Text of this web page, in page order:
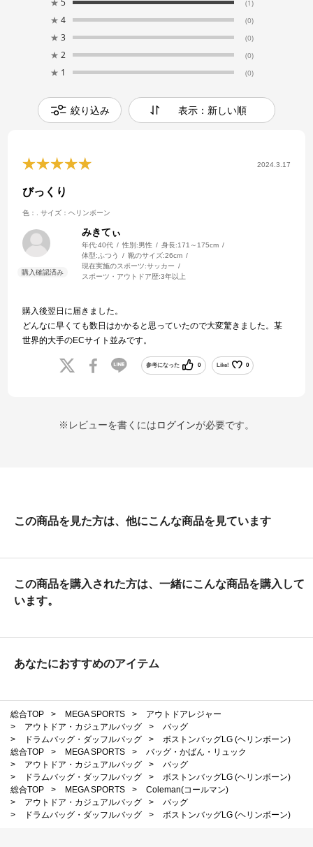
(1)
★ 4 (0)
★ 3 (0)
★ 2 (0)
★ 1 (0)
絞り込み 表示：新しい順
2024.3.17
びっくり
色：. サイズ：ヘリンボーン
みきてぃ
年代:40代 性別:男性 身長:171～175cm
体型: ふつう 靴のサイズ:26cm
現在実施のスポーツ:サッカー
スポーツ・アウトドア歴:3年以上
購入後翌日に届きました。
どんなに早くても数日はかかると思っていたので大変驚きました。某
世界的大手のECサイト並みです。
参考になった 0 Like! 0
※レビューを書くにはログインが必要です。
この商品を見た方は、他にこんな商品を見ています
この商品を購入された方は、一緒にこんな商品を購入して
います。
あなたにおすすめのアイテム
総合TOP > MEGA SPORTS >
アウトドアレジャー
>
アウトドア・カジュアルバッグ >
バッグ
>
ドラムバッグ・ダッフルバッグ >
ボストンバッグLG (ヘリンボーン)
総合TOP
> MEGA SPORTS >
バッグ・かばん・リュック
>
アウトドア・カジュアルバッグ >
バッグ
>
ドラムバッグ・ダッフルバッグ >
ボストンバッグLG (ヘリンボーン)
総合TOP
> MEGA SPORTS >
Coleman(コールマン)
>
アウトドア・カジュアルバッグ >
バッグ
>
ドラムバッグ・ダッフルバッグ > ボストンバッグLG (ヘリンボーン)